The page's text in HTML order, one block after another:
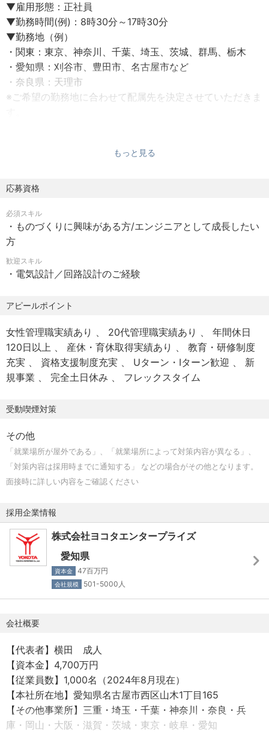
大手メーカー案件多数 × キャリアアップ支援 × 安定した環
境
「エンジニアとして成長したい」「ものづくりの現場で活
躍したい」「安定した環境で働きたい」
そんなキャリア観があれば、当社のお仕事もきっと合致す
るかと思います。
※ご希望に合わせて、職種やプロジェクト、勤務地などを取
＜回路設計＞
・電子部品の回路設計（アナログ回路、デジタル回路、マ
イコン回路、等）
・各種電気製品・装置に組み込まれる制御回路の設計、回
路図作成および評価、検証業務
・仕様検討・基本設計に向けた打ち合わせ、レビュー
・半導体、LSIのアナログ回路設計、レイアウト設計
・LSIの論理設計・合成・検証（Verilog、System-C、な
ど）
＜ 電気設計＞
・設備仕様書、操作マニュアルなどのドキュメント作成
・設備制御の調整業務
・制御盤の設計、配線確認
・設備制御のメンテナンス業務
・既存設備の制御系トラブル対応
【プロジェクト事例】
・産業用カメラの回路設計
・半導体検査装置の制御回路設計
・産業用ロボットのティーチング
・工業炉および熱処理設備の電気設計
・自動車のインパネやセンターコンソールに使用される電
子部品の回路設計および評価
設計
■研修制度について■
ヨコタアカデミーという研修制度を活用して、日々の業務
をこなしながらキャリアアップ・キャリアチェンジを目指
すことができます。
エンジニアとしてのスキルアップはもちろん、製造系・物
▼雇用形態：正社員
▼勤務時間(例)：8時30分～17時30分
▼勤務地（例）
・関東：東京、神奈川、千葉、埼玉、茨城、群馬、栃木
・愛知県：刈谷市、豊田市、名古屋市など
・奈良県：天理市
※ご希望の勤務地に合わせて配属先を決定させていただきま
GW,夏季休暇,年末年始
▼諸手当：業務手当、能力手当
▼福利厚生：退職金制度、食堂完備
引越費用サポート（規定有）、社員寮完備
家族思いやり手当、恋活手当
▼保険：各種社会保険完備
もっと見る
応募資格
必須スキル
・ものづくりに興味がある方/エンジニアとして成長したい
方
歓迎スキル
・電気設計／回路設計のご経験
アピールポイント
女性管理職実績あり 20代管理職実績あり
年間休日
120日以上
産休・育休取得実績あり
教育・研修制度
充実
資格支援制度充実 Uターン・Iターン歓迎
新
規事業
完全土日休み フレックスタイム
受動喫煙対策
その他
「就業場所が屋外である」、「就業場所によって対策内容が異なる」、
「対策内容は採用時までに通知する」 などの場合がその他となります。
面接時に詳しい内容をご確認ください
採用企業情報
株式会社ヨコタエンタープライズ
愛知県
資本金 47百万円
会社規模 501-5000人
会社概要
【代表者】横田 成人
【資本金】4,700万円
【従業員数】1,000名（2024年8月現在）
【本社所在地】愛知県名古屋市西区山木1丁目165
【その他事業所】三重・埼玉・千葉・神奈川・奈良・兵
庫・岡山・大阪・滋賀・茨城・東京・岐阜・愛知